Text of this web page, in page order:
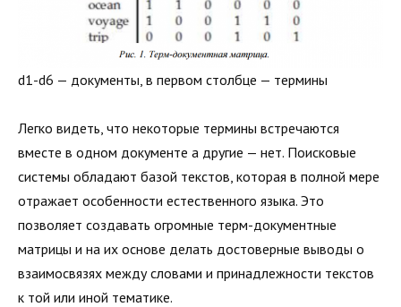
d1-d6 — документы, в первом столбце — термины
Легко видеть, что некоторые термины встречаются
вместе в одном документе а другие — нет. Поисковые
системы обладают базой текстов, которая в полной мере
отражает особенности естественного языка. Это
позволяет создавать огромные терм-документные
матрицы и на их основе делать достоверные выводы о
взаимосвязях между словами и принадлежности текстов
к той или иной тематике.